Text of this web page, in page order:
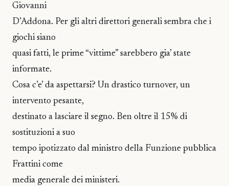
Giovanni
D’Addona. Per gli altri direttori generali sembra che i
giochi siano
quasi fatti, le prime “vittime” sarebbero gia’ state
informate.
Cosa c’e’ da aspettarsi? Un drastico turnover, un
intervento pesante,
destinato a lasciare il segno. Ben oltre il 15% di
sostituzioni a suo
tempo ipotizzato dal ministro della Funzione pubblica
Frattini come
media generale dei ministeri.